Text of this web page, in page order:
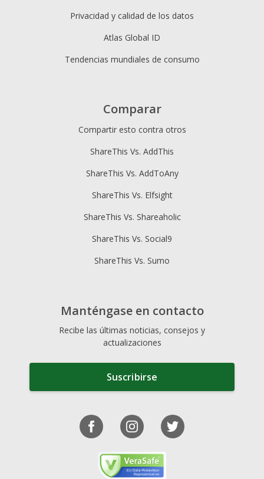
Privacidad y calidad de los datos
Atlas Global ID
Tendencias mundiales de consumo
Comparar
Compartir esto contra otros
ShareThis Vs. AddThis
ShareThis Vs. AddToAny
ShareThis Vs. Elfsight
ShareThis Vs. Shareaholic
ShareThis Vs. Social9
ShareThis Vs. Sumo
Manténgase en contacto
Recibe las últimas noticias, consejos y
actualizaciones
Suscribirse